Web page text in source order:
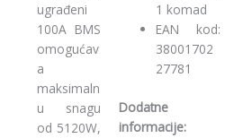
ugrađeni
100A BMS
omogućav
a
maksimaln
u snagu
od 5120W,
1 komad
EAN kod:
38001702
27781
Dodatne
informacije: